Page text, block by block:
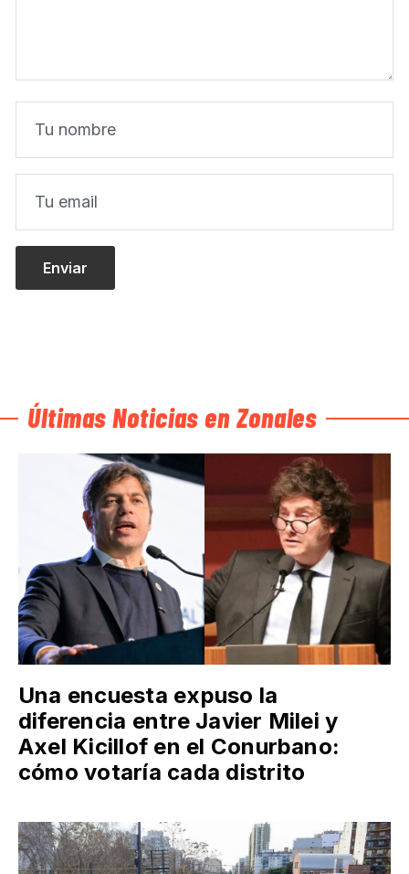
Últimas Noticias en Zonales
Una encuesta expuso la
diferencia entre Javier Milei y
Axel Kicillof en el Conurbano:
cómo votaría cada distrito